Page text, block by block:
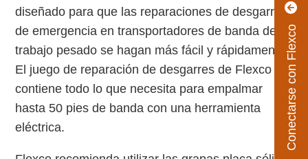
Conectarse con Flexco
diseñado para que las reparaciones de desgarres
de emergencia en transportadores de banda de
trabajo pesado se hagan más fácil y rápidamente.
El juego de reparación de desgarres de Flexco
contiene todo lo que necesita para empalmar
hasta 50 pies de banda con una herramienta
eléctrica.